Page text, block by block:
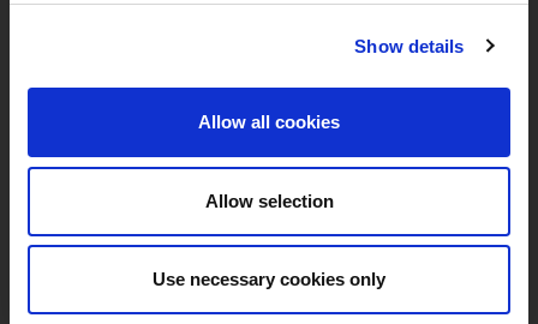
Show details
Allow all cookies
Allow selection
Use necessary cookies only
Catégories
À PROPOS DE LIVWISE
Notre Équipe
MY LIVWISE-PRO LOGIN